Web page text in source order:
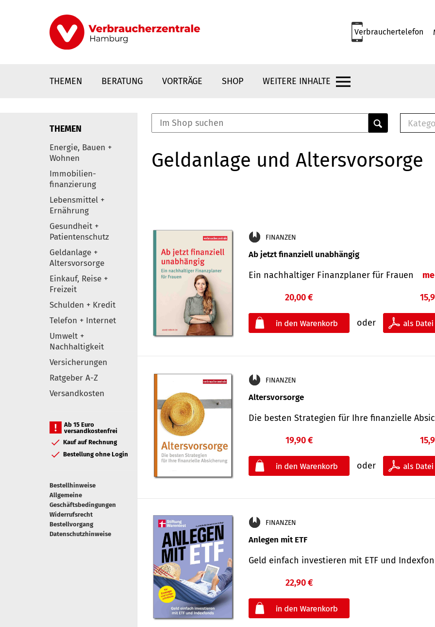
Verbrauchertelefon
THEMEN BERATUNG VORTRÄGE SHOP WEITERE INHALTE
Elemente
THEMEN
Energie, Bauen +
Wohnen
Immobilien-
finanzierung
Lebensmittel +
Ernährung
Gesundheit +
Patientenschutz
Geldanlage +
Altersvorsorge
Einkauf, Reise +
Freizeit
Schulden + Kredit
Telefon + Internet
Umwelt +
Nachhaltigkeit
Versicherungen
Ratgeber A-Z
Versandkosten
Ab 15 Euro
versandkostenfrei
Kauf auf Rechnung
Bestellung ohne Login
Bestellhinweise
Allgemeine
Geschäftsbedingungen
Widerrufsrecht
Bestellvorgang
Datenschutzhinweise
E-
Geldanlage und Altersvorsorge
FINANZEN
Ab jetzt finanziell unabhängig
Ein nachhaltiger Finanzplaner für Frauen
20,00 €
oder
FINANZEN
Altersvorsorge
Die besten Strategien für Ihre finanzielle
19,90 €
oder
FINANZEN
Anlegen mit ETF
Geld einfach investieren mit ETF und
22,90 €